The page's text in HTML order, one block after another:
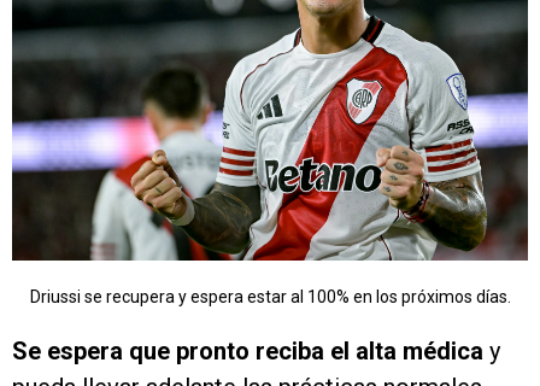
Driussi se recupera y espera estar al 100% en los próximos días.
Se espera que pronto reciba el alta médica y